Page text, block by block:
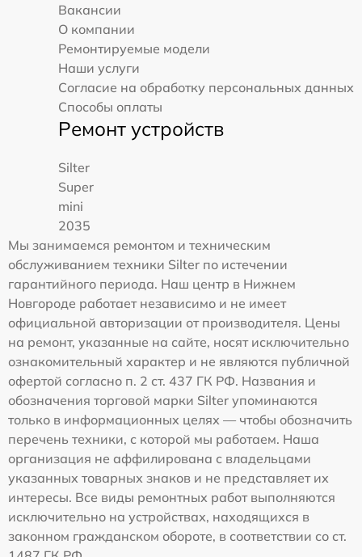
Вакансии
О компании
Ремонтируемые модели
Наши услуги
Согласие на обработку персональных данных
Способы оплаты
Ремонт устройств
Silter
Super
mini
2035
Мы занимаемся ремонтом и техническим
обслуживанием техники Silter по истечении
гарантийного периода. Наш центр в Нижнем
Новгороде работает независимо и не имеет
официальной авторизации от производителя. Цены
на ремонт, указанные на сайте, носят исключительно
ознакомительный характер и не являются публичной
офертой согласно п. 2 ст. 437 ГК РФ. Названия и
обозначения торговой марки Silter упоминаются
только в информационных целях — чтобы обозначить
перечень техники, с которой мы работаем. Наша
организация не аффилирована с владельцами
указанных товарных знаков и не представляет их
интересы. Все виды ремонтных работ выполняются
исключительно на устройствах, находящихся в
законном гражданском обороте, в соответствии со ст.